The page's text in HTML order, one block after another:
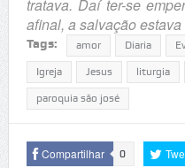
tratava. Daí ter-se
afinal, a salvação
Tags: amor Diaria
Igreja Jesus liturgia
paroquia são josé
Compartilhar 0